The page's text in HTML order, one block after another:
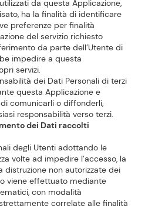
da questa Applicazione,
ha la finalità di identificare
preferenze per finalità
del servizio richiesto
da parte dell’Utente di
impedire a questa
servizi.
dei Dati Personali di terzi
questa Applicazione e
comunicarli o diffonderli,
responsabilità verso terzi.
dei Dati raccolti
degli Utenti adottando le
volte ad impedire l’accesso, la
distruzione non autorizzate dei
viene effettuato mediante
con modalità
correlate alle finalità